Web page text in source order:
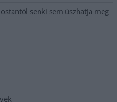
senki sem úszhatja meg